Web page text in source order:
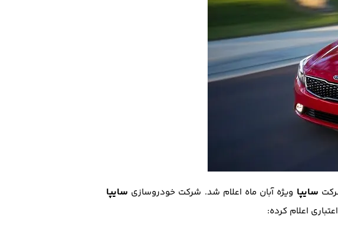
سایپا ویژه آبان ماه اعلام شد. شرکت خودروسازی سایپا
اعلام کرده: